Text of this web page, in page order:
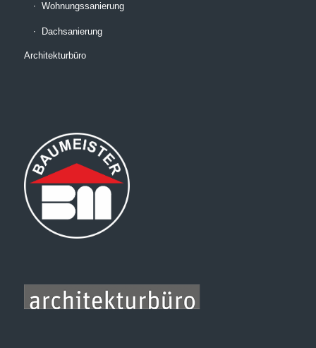
Wohnungssanierung
Dachsanierung
Architekturbüro